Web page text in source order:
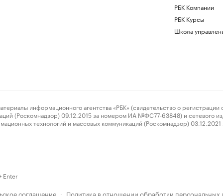
РБК Компании
РБК Курсы
Школа
информационного агентства «РБК» (свидетельство о регистрации
(Роскомнадзор) 09.12.2015 за номером ИА №ФС77-63848) и сетевого
технологий и массовых коммуникаций (Роскомнадзор)
Enter
соглашение · Политика в отношении обработки персональных